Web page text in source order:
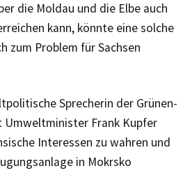
die Moldau und die Elbe auch
kann, könnte eine solche
zum Problem für Sachsen
Sprecherin der Grünen-
Frank Kupfer
Interessen zu wahren und
in Mokrsko